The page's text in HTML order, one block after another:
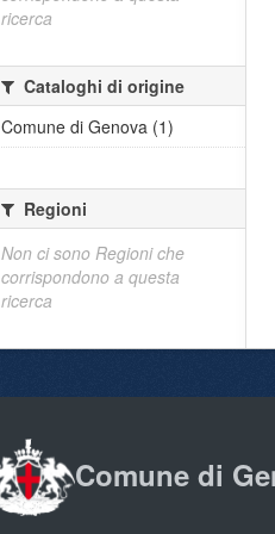
ricerca
Cataloghi di origine
Comune di Genova (1)
Regioni
Non ci sono Regioni che
corrispondono a questa
ricerca
Comune di